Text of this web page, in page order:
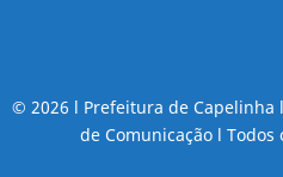
© 2026 l Prefeitura de Capelinha
de Comunicação l Todos